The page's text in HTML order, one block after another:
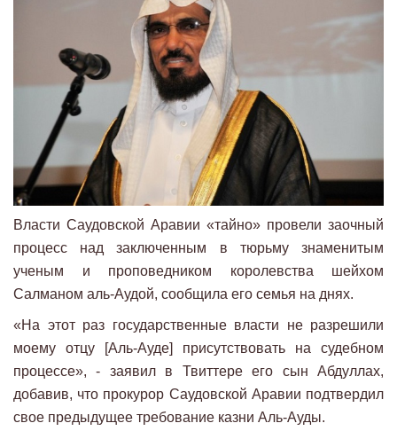
Власти Саудовской Аравии «тайно» провели заочный
процесс над заключенным в тюрьму знаменитым
ученым и проповедником королевства шейхом
Салманом аль-Аудой, сообщила его семья на днях.
«На этот раз государственные власти не разрешили
моему отцу [Аль-Ауде] присутствовать на судебном
процессе», - заявил в Твиттере его сын Абдуллах,
добавив, что прокурор Саудовской Аравии подтвердил
свое предыдущее требование казни Аль-Ауды.